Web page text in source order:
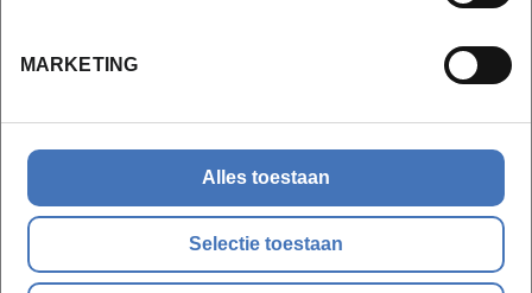
MARKETING
Alles toestaan
Selectie toestaan
Bijkomende info
Deze opleiding is erkend voorpermanente vorming:
6u BIV